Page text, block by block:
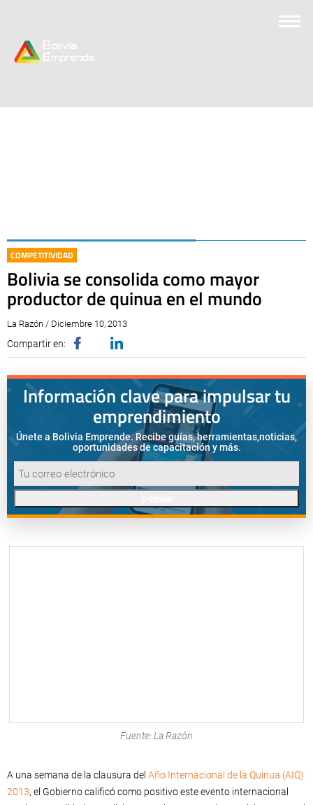
COMPETITIVIDAD
Bolivia se consolida como mayor
productor de quinua en el mundo
La Razón / Diciembre 10, 2013
Compartir en:
Información clave para impulsar tu
emprendimiento
Únete a Bolivia Emprende. Recibe guías, herramientas,noticias,
oportunidades de capacitación y más.
Fuente: La Razón
A una semana de la clausura del Año Internacional de la Quinua (AIQ)
2013, el Gobierno calificó como positivo este evento internacional